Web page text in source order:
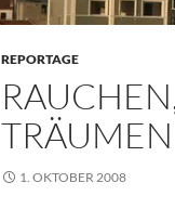
REPORTAGE
1. OKTOBER 2008